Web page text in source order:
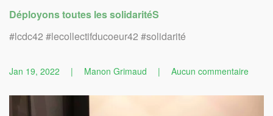
Déployons toutes les solidaritéS
#lcdc42 #lecollectifducoeur42 #solidarité
Jan 19, 2022 | Manon Grimaud | Aucun commentairesur
en